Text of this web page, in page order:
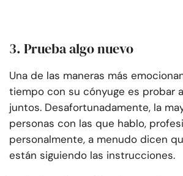
3. Prueba algo nuevo
Una de las maneras más
tiempo con su cónyuge es probar
juntos. Desafortunadamente, la
personas con las que hablo,
personalmente, a menudo dicen
están siguiendo las instrucciones.